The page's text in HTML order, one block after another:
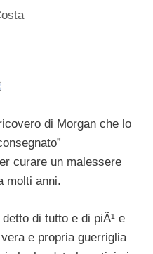
di Morgan che lo
curare un malessere
molti anni.
di tutto e di piÃ¹ e
e propria guerriglia